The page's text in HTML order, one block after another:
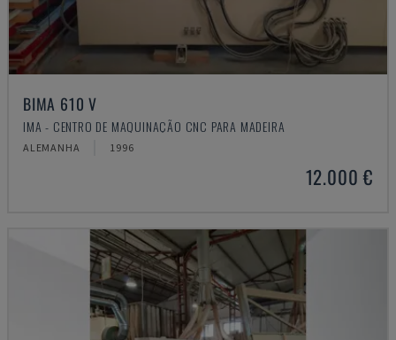
BIMA 610 V
IMA - CENTRO DE MAQUINAÇÃO CNC PARA MADEIRA
ALEMANHA 1996
12.000 €